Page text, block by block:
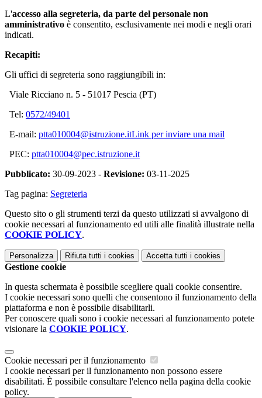
L'accesso alla segreteria, da parte del personale non
amministrativo è consentito, esclusivamente nei modi e negli orari
indicati.
Recapiti:
Gli uffici di segreteria sono raggiungibili in:
Viale Ricciano n. 5 - 51017 Pescia (PT)
Tel: 0572/49401
E-mail: ptta010004@istruzione.itLink per inviare una mail
PEC: ptta010004@pec.istruzione.it
Pubblicato: 30-09-2023 - Revisione: 03-11-2025
Tag pagina: Segreteria
Questo sito o gli strumenti terzi da questo utilizzati si avvalgono di
cookie necessari al funzionamento ed utili alle finalità illustrate nella
COOKIE POLICY.
Personalizza Rifiuta tutti i cookies Accetta tutti i cookies
Gestione cookie
In questa schermata è possibile scegliere quali cookie consentire.
I cookie necessari sono quelli che consentono il funzionamento della
piattaforma e non è possibile disabilitarli.
Per conoscere quali sono i cookie necessari al funzionamento potete
visionare la COOKIE POLICY.
Cookie necessari per il funzionamento
I cookie necessari per il funzionamento non possono essere
disabilitati. È possibile consultare l'elenco nella pagina della cookie
policy.